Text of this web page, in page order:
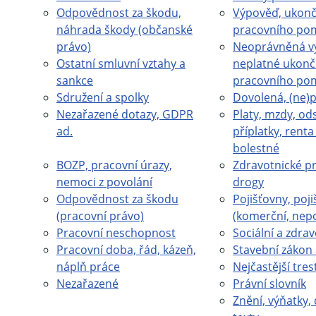
Odpovědnost za škodu,
náhrada škody (občanské
právo)
Ostatní smluvní vztahy a
sankce
Sdružení a spolky
Nezařazené dotazy, GDPR
ad.
Výpověď,
pracovního
Neoprávněná
neplatné
pracovního
Dovolená,
Platy, mzdy,
příplatky,
bolestné
BOZP, pracovní úrazy,
nemoci z povolání
Odpovědnost za škodu
(pracovní právo)
Pracovní neschopnost
Pracovní doba, řád, kázeň,
náplň práce
Nezařazené
Zdravotnické
drogy
Pojišťovny,
(komerční,
Sociální a
Stavební zákon
Nejčastější
Právní slovník
Znění, výňatky,